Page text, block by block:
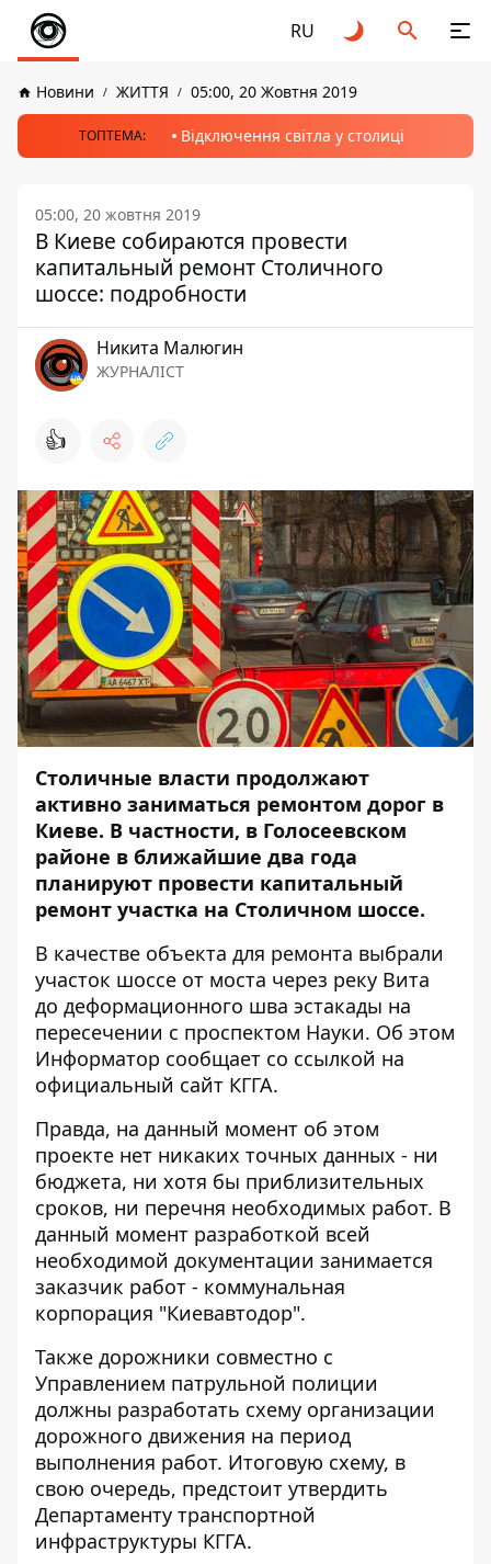
RU
Новини ЖИТТЯ 05:00, 20 Жовтня 2019
ТОПТЕМА: Відключення світла у столиці
05:00, 20 жовтня 2019
В Киеве собираются провести
капитальный ремонт Столичного
шоссе: подробности
Никита Малюгин
ЖУРНАЛІСТ
👍
Столичные власти продолжают
активно заниматься ремонтом дорог в
Киеве. В частности, в Голосеевском
районе в ближайшие два года
планируют провести капитальный
ремонт участка на Столичном шоссе.
В качестве объекта для ремонта выбрали
участок шоссе от моста через реку Вита
до деформационного шва эстакады на
пересечении с проспектом Науки. Об этом
Информатор сообщает со ссылкой на
официальный сайт КГГА.
Правда, на данный момент об этом
проекте нет никаких точных данных - ни
бюджета, ни хотя бы приблизительных
сроков, ни перечня необходимых работ. В
данный момент разработкой всей
необходимой документации занимается
заказчик работ - коммунальная
корпорация "Киевавтодор".
Также дорожники совместно с
Управлением патрульной полиции
должны разработать схему организации
дорожного движения на период
выполнения работ. Итоговую схему, в
свою очередь, предстоит утвердить
Департаменту транспортной
инфраструктуры КГГА.